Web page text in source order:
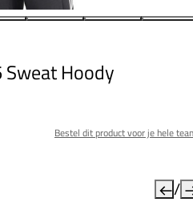
Sweat Hoody
Bestel dit product voor je hele
/